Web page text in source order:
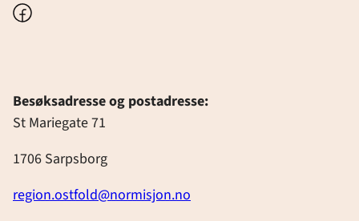
Facebook
Besøksadresse og postadresse:
St Mariegate 71
1706 Sarpsborg
region.ostfold@normisjon.no